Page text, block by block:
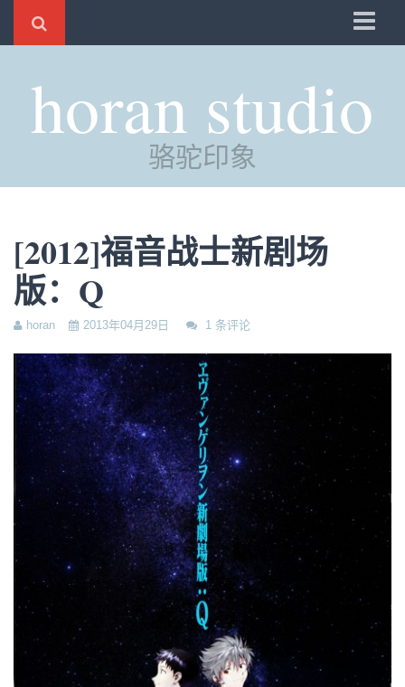
时光
评分
管理
horan studio
骆驼印象
[2012]福音战士新剧场
版：Q
horan 2013年04月29日 1 条评论